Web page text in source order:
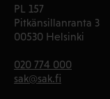
PL 157
Pitkänsillanranta 3
00530 Helsinki
020 774 000
sak@sak.fi